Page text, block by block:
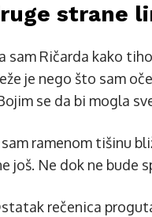
strane
sam Ričarda kako
je nego što sam
se da bi mogla
ramenom tišinu
još. Ne dok ne bude
rečenica